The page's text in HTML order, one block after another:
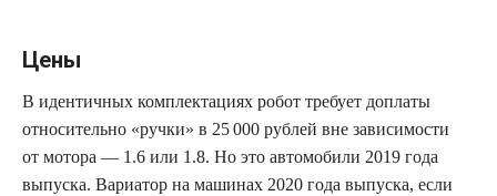
Цены
В идентичных комплектациях робот требует доплаты
относительно «ручки» в 25 000 рублей вне зависимости
от мотора — 1.6 или 1.8. Но это автомобили 2019 года
выпуска. Вариатор на машинах 2020 года выпуска, если